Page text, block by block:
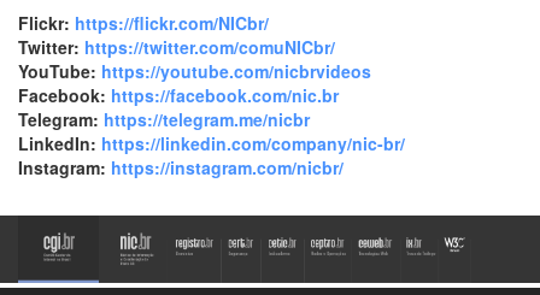
Flickr: https://flickr.com/NICbr/
Twitter: https://twitter.com/comuNICbr/
YouTube: https://youtube.com/nicbrvideos
Facebook: https://facebook.com/nic.br
Telegram: https://telegram.me/nicbr
LinkedIn: https://linkedin.com/company/nic-br/
Instagram: https://instagram.com/nicbr/